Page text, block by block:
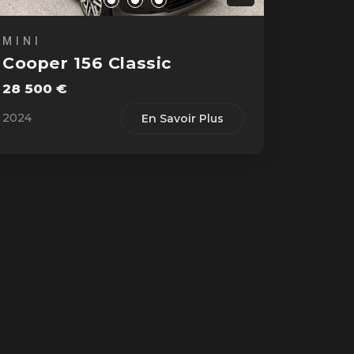
MINI
Cooper 156 Classic
28 500 €
2024 En Savoir Plus